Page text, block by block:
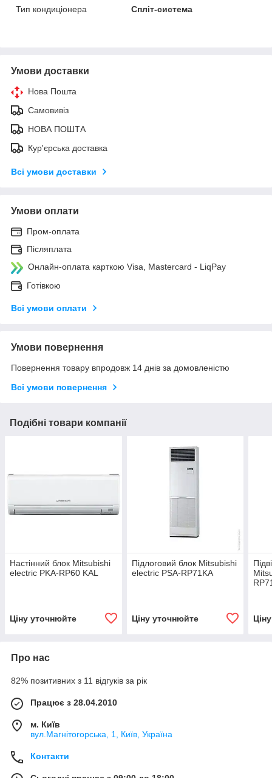
Тип кондиціонера
Спліт-система
Умови доставки
Нова Пошта
Самовивіз
НОВА ПОШТА
Кур'єрська доставка
Всі умови доставки
Умови оплати
Пром-оплата
Післяплата
Онлайн-оплата карткою Visa, Mastercard - LiqPay
Готівкою
Всі умови оплати
Умови повернення
Повернення товару впродовж 14 днів за домовленістю
Всі умови повернення
Подібні товари компанії
Настінний блок Mitsubishi
electric PKA-RP60 KAL
Ціну уточнюйте
Підлоговий блок Mitsubishi
electric PSA-RP71KA
Ціну уточнюйте
Про нас
82% позитивних з 11 відгуків за рік
Працює з 28.04.2010
м. Київ
вул.Магнітогорська, 1, Київ, Україна
Контакти